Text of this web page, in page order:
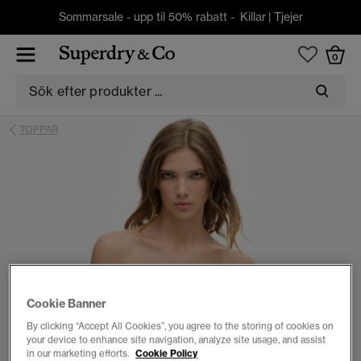
Sommarsale - upp til 50% rabatt - Killar| Tjejer
0
TOPPAR
Cookie Banner
By clicking “Accept All Cookies”, you agree to the storing of cookies on
your device to enhance site navigation, analyze site usage, and assist
in our marketing efforts. Cookie Policy